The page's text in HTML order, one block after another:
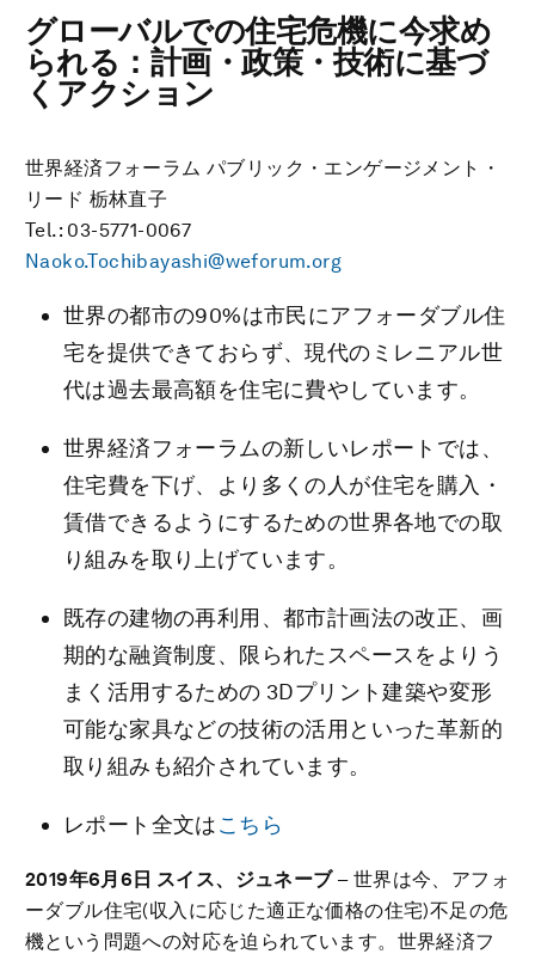
グローバルでの住宅危機に今求め
られる：計画・政策・技術に基づ
くアクション
世界経済フォーラム パブリック・エンゲージメント・
リード 栃林直子
Tel.: 03-5771-0067
Naoko.Tochibayashi@weforum.org
世界の都市の90%は市民にアフォーダブル住
宅を提供できておらず、現代のミレニアル世
代は過去最高額を住宅に費やしています。
世界経済フォーラムの新しいレポートでは、
住宅費を下げ、より多くの人が住宅を購入・
賃借できるようにするための世界各地での取
り組みを取り上げています。
既存の建物の再利用、都市計画法の改正、画
期的な融資制度、限られたスペースをよりう
まく活用するための 3Dプリント建築や変形
可能な家具などの技術の活用といった革新的
取り組みも紹介されています。
レポート全文はこちら
2019年6月6日 スイス、ジュネーブ– 世界は今、アフォ
ーダブル住宅(収入に応じた適正な価格の住宅)不足の危
機という問題への対応を迫られています。世界経済フ